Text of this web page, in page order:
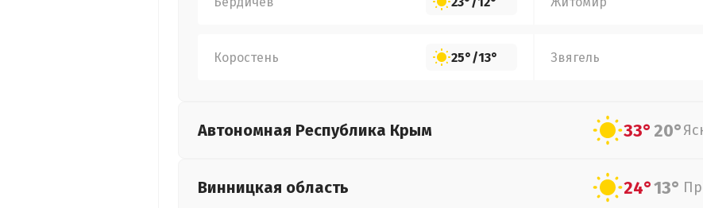
Коростень 25°/13° Звягель
Автономная Республика Крым 33°20°
Винницкая область 24°13°